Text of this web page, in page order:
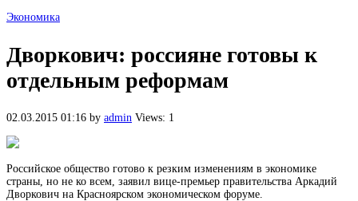
Экономика
Дворкович: россияне готовы к
отдельным реформам
02.03.2015 01:16 by admin Views: 1
Российское общество готово к резким изменениям в экономике
страны, но не ко всем, заявил вице-премьер правительства Аркадий
Дворкович на Красноярском экономическом форуме.